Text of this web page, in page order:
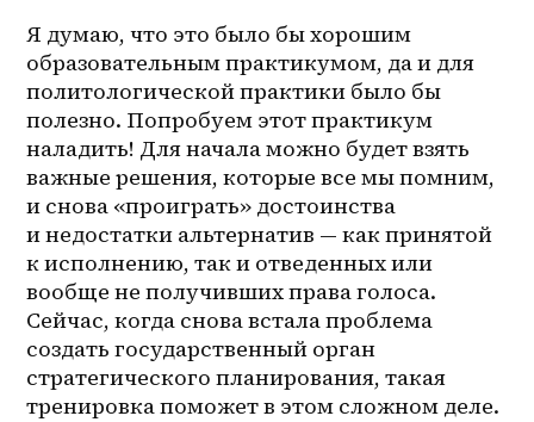
Я думаю, что это было бы хорошим
образовательным практикумом, да и для
политологической практики было бы
полезно. Попробуем этот практикум
наладить! Для начала можно будет взять
важные решения, которые все мы помним,
и снова «проиграть» достоинства
и недостатки альтернатив — как принятой
к исполнению, так и отведенных или
вообще не получивших права голоса.
Сейчас, когда снова встала проблема
создать государственный орган
стратегического планирования, такая
тренировка поможет в этом сложном деле.